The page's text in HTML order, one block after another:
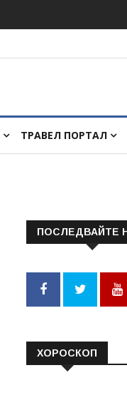
ТРАВЕЛ ПОРТАЛ
ПОСЛЕДВАЙТЕ
ХОРОСКОП